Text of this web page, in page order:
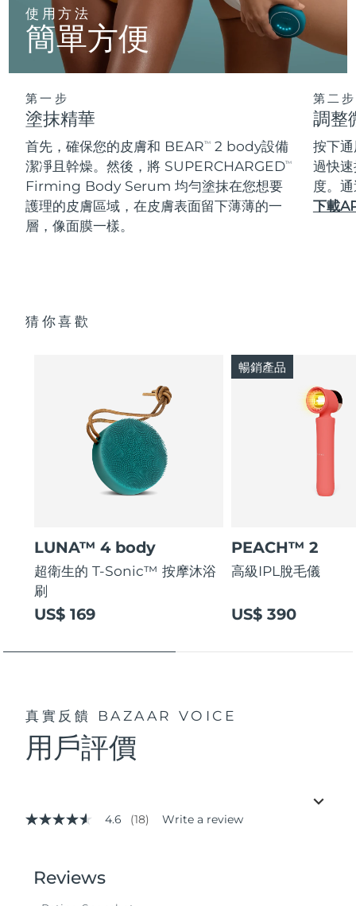
使用方法
簡單方便
第一步
塗抹精華
首先，確保您的皮膚和 BEARTM
2 body設備
潔凈且幹燥。然後，將 SUPERCHARGEDTM
Firming Body Serum 均勻塗抹在您想要
護理的皮膚區域，在皮膚表面留下薄薄的一
層，像面膜一樣。
第二步
調整
按下
過快
度。
下載
猜你喜歡
LUNA™ 4 body
超衛生的 T-Sonic™ 按摩沐浴
刷
US$ 169
PEACH™ 2
高級IPL脫毛儀
US$ 390
暢銷產品
真實反饋 BAZAAR VOICE
用戶評價
4.6
stars,
average
4.6 (18) Write a review